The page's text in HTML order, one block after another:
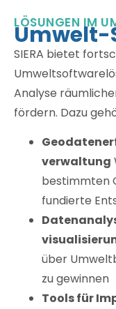
LÖSUNGEN IM
Umwelt-
SIERA bietet
Analyse
fördern. Dazu
verwaltung
bestimmten
fundierte
über
zu gewinnen
Tools für